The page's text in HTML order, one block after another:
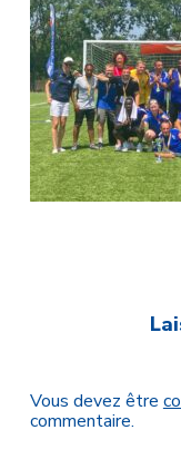
Vous devez être
commentaire.